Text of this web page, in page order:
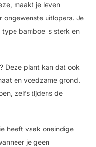
maakt je leven
ongewenste uitlopers. Je
type bamboe is sterk en
Deze plant kan dat ook
en voedzame grond.
zelfs tijdens de
heeft vaak oneindige
je geen